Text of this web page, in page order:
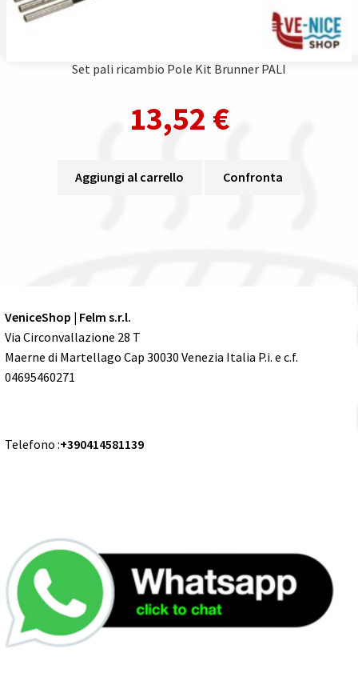
Set pali ricambio Pole Kit Brunner PALI
13,52 €
Aggiungi al carrello Confronta
VeniceShop | Felm s.r.l.
Via Circonvallazione 28 T
Maerne di Martellago Cap 30030 Venezia Italia P.i. e c.f.
04695460271
Telefono :+390414581139